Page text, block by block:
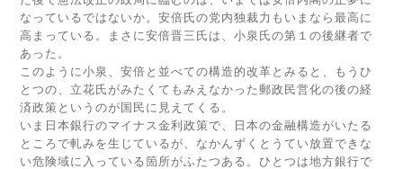
なっているではないか。安倍氏の党内独裁力もいまなら最高に
高まっている。まさに安倍晋三氏は、小泉氏の第１の後継者で
あった。
このように小泉、安倍と並べての構造的改革とみると、もうひ
とつの、立花氏がみたくてもみえなかった郵政民営化の後の経
済政策というのが国民に見えてくる。
いま日本銀行のマイナス金利政策で、日本の金融構造がいたる
ところで軋みを生じているが、なかんずくとうてい放置できな
い危険域に入っている箇所がふたつある。ひとつは地方銀行で